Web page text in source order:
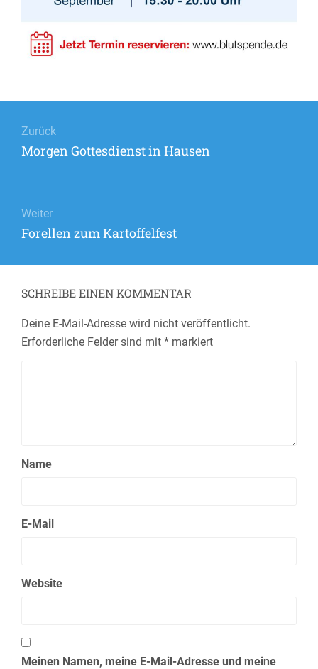
Navigation
Zurück
Vorheriger
Morgen Gottesdienst in Hausen
Weiter
Nächster
Forellen zum Kartoffelfest
SCHREIBE EINEN KOMMENTAR
Deine E-Mail-Adresse wird nicht veröffentlicht.
Erforderliche Felder sind mit * markiert
Name
E-Mail
Website
Meinen Namen, meine E-Mail-Adresse und meine